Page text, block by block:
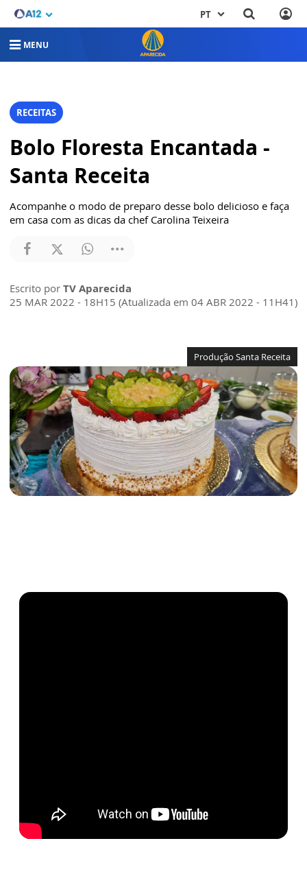
PT
MENU
RECEITAS
Bolo Floresta Encantada -
Santa Receita
Acompanhe o modo de preparo desse bolo delicioso e faça
em casa com as dicas da chef Carolina Teixeira
Escrito por TV Aparecida
25 MAR 2022 - 18H15 (Atualizada em 04 ABR 2022 - 11H41)
Produção Santa Receita